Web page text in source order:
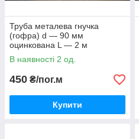
Труба металева гнучка
(гофра) d — 90 мм
оцинкована L — 2 м
В наявності 2 од.
450 ₴/пог.м
Купити